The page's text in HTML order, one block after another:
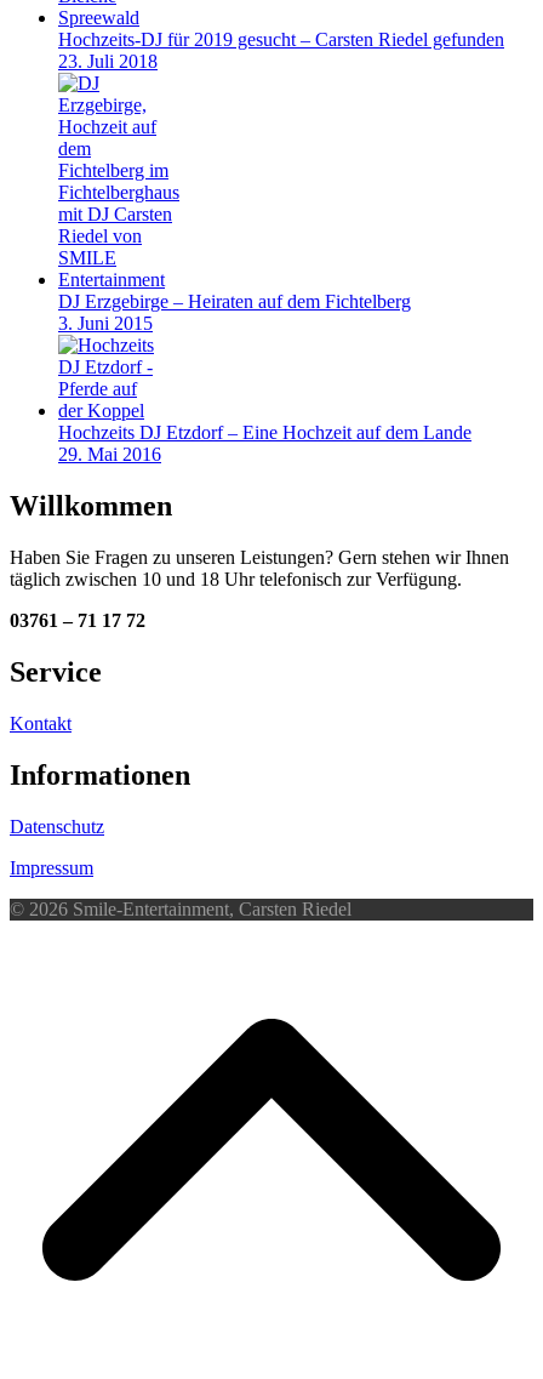
Hochzeits-DJ für 2019 gesucht – Carsten Riedel gefunden
23. Juli 2018
DJ Erzgebirge – Heiraten auf dem Fichtelberg
3. Juni 2015
Hochzeits DJ Etzdorf – Eine Hochzeit auf dem Lande
29. Mai 2016
Willkommen
Haben Sie Fragen zu unseren Leistungen? Gern stehen wir Ihnen
täglich zwischen 10 und 18 Uhr telefonisch zur Verfügung.
03761 – 71 17 72
Service
Kontakt
Informationen
Datenschutz
Impressum
© 2026 Smile-Entertainment, Carsten Riedel